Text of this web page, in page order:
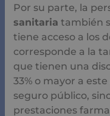
Seguros de
En lo que respecta a
éstos si son
acceso al sistema
otras atenciones
privado y obtener